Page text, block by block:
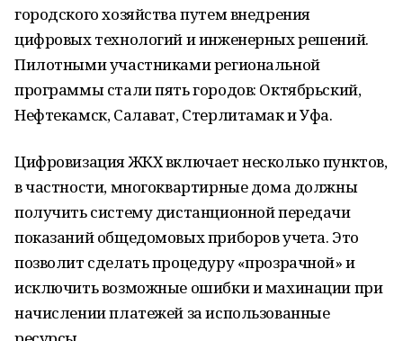
городского хозяйства путем внедрения
цифровых технологий и инженерных решений.
Пилотными участниками региональной
программы стали пять городов: Октябрьский,
Нефтекамск, Салават, Стерлитамак и Уфа.
Цифровизация ЖКХ включает несколько пунктов,
в частности, многоквартирные дома должны
получить систему дистанционной передачи
показаний общедомовых приборов учета. Это
позволит сделать процедуру «прозрачной» и
исключить возможные ошибки и махинации при
начислении платежей за использованные